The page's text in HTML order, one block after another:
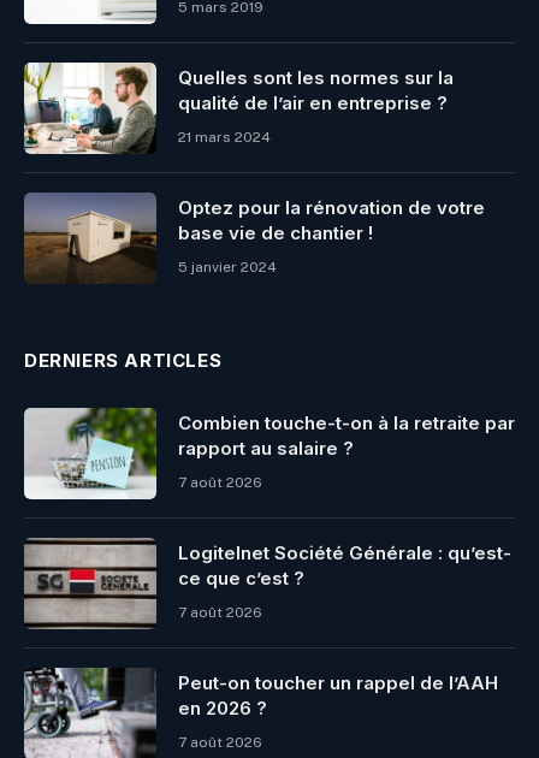
5 mars 2019
Quelles sont les normes sur la
qualité de l’air en entreprise ?
21 mars 2024
Optez pour la rénovation de votre
base vie de chantier !
5 janvier 2024
DERNIERS ARTICLES
Combien touche-t-on à la retraite par
rapport au salaire ?
7 août 2026
Logitelnet Société Générale : qu’est-
ce que c’est ?
7 août 2026
Peut-on toucher un rappel de l’AAH
en 2026 ?
7 août 2026